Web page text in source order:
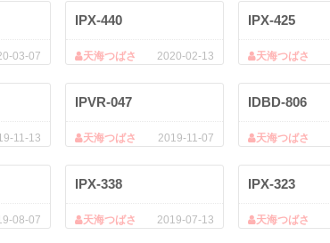
03-07
IPX-440
2020-02-13
天海つばさ
IPX-425
天海つばさ
11-13
IPVR-047
2019-11-07
天海つばさ
IDBD-806
天海つばさ
08-07
IPX-338
2019-07-13
天海つばさ
IPX-323
天海つばさ